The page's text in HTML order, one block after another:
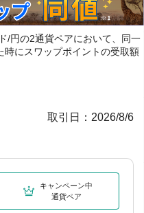
/円の2通貨ペアにおいて、同一
にスワップポイントの受取額
取引日：2026/8/6
キャンペーン中
通貨ペア